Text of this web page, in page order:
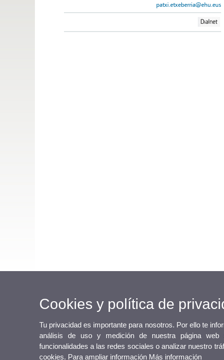
patxi.etxeberria@ehu.eus
Cookies y política de
Tu privacidad es importante para nosotros. Por ello te
análisis de uso y medición de nuestra página web
funcionalidades a las redes sociales o analizar nuestro
cookies. Para ampliar información Más información